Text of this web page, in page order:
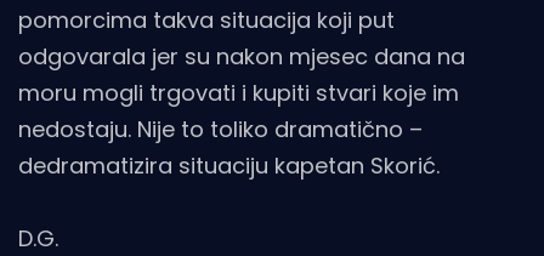
pomorcima takva situacija koji put
odgovarala jer su nakon mjesec dana na
moru mogli trgovati i kupiti stvari koje im
nedostaju. Nije to toliko dramatično –
dedramatizira situaciju kapetan Skorić.
D.G.